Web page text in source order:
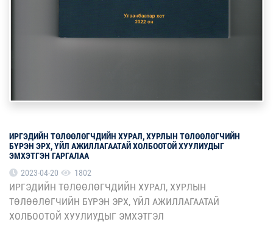
ИРГЭДИЙН ТӨЛӨӨЛӨГЧДИЙН ХУРАЛ, ХУРЛЫН ТӨЛӨӨЛӨГЧИЙН
БҮРЭН ЭРХ, ҮЙЛ АЖИЛЛАГААТАЙ ХОЛБООТОЙ ХУУЛИУДЫГ
ЭМХЭТГЭН ГАРГАЛАА
2023-04-20
1802
ИРГЭДИЙН ТӨЛӨӨЛӨГЧДИЙН ХУРАЛ, ХУРЛЫН
ТӨЛӨӨЛӨГЧИЙН БҮРЭН ЭРХ, ҮЙЛ АЖИЛЛАГААТАЙ
ХОЛБООТОЙ ХУУЛИУДЫГ ЭМХЭТГЭЛ